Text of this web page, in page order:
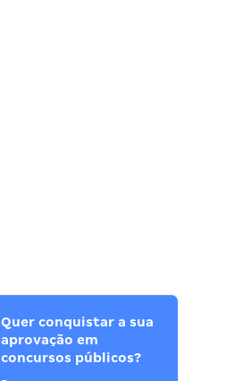
Quer conquistar a sua
aprovação em
concursos públicos?